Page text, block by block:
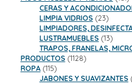
CERAS Y
LIMPIA VIDRIOS 2323
LIMPIADORES,
LUSTRAMUEBLES 1313
TRAPOS, FRANELAS,
PRODUCTOS 11281128
ROPA 115115
productos
JABONES Y SUAVIZANTES